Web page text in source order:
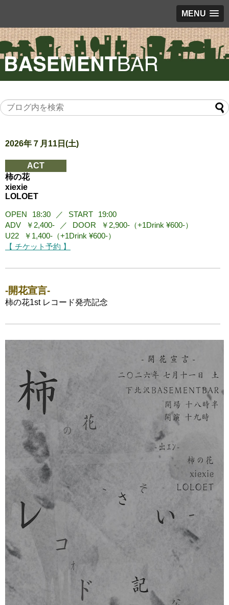
MENU
2026年７月11日(土)
ACT
柿の花
xiexie
LOLOET
OPEN 18:30 ／ START
19:00
ADV
￥2,400- ／ DOOR
￥2,900-（+1Drink ¥600-）
U22
￥1,400-（+1Drink ¥600-）
【 チケット予約 】
-開花宣言-
柿の花1st レコード発売記念